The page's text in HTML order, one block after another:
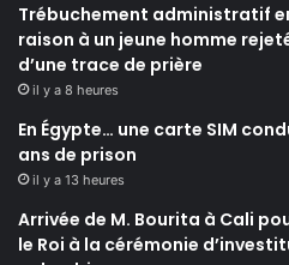
Trébuchement administratif
raison à un jeune homme
d’une trace de prière
il y a 8 heures
En Égypte… une carte SIM
ans de prison
il y a 13 heures
Arrivée de M. Bourita à Cali
le Roi à la cérémonie